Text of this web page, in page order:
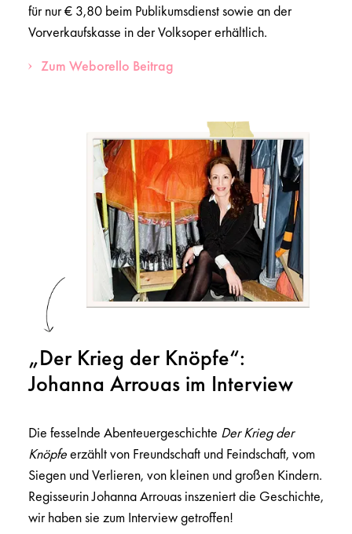
für nur € 3,80 beim Publikumsdienst sowie an der
Vorverkaufskasse in der Volksoper erhältlich.
Zum Weborello Beitrag
„Der Krieg der Knöpfe“:
Johanna Arrouas im Interview
Die fesselnde Abenteuergeschichte Der Krieg der
Knöpfeerzählt von Freundschaft und Feindschaft, vom
Siegen und Verlieren, von kleinen und großen Kindern.
Regisseurin Johanna Arrouas inszeniert die Geschichte,
wir haben sie zum Interview getroffen!